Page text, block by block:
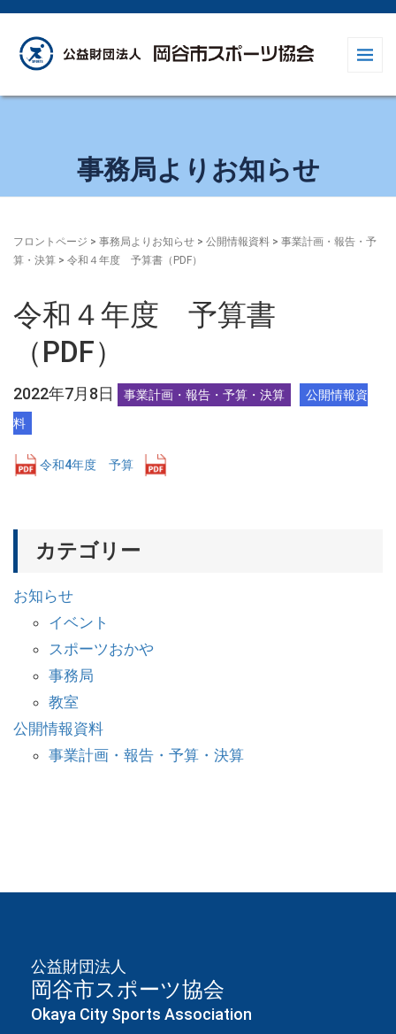
事務局よりお知らせ
フロントページ > 事務局よりお知らせ > 公開情報資料 > 事業計画・報告・予
算・決算 > 令和４年度 予算書（PDF）
令和４年度 予算書
（PDF）
2022年7月8日 事業計画・報告・予算・決算
公開情報資
料
令和4年度 予算
カテゴリー
お知らせ
イベント
スポーツおかや
事務局
教室
公開情報資料
事業計画・報告・予算・決算
公益財団法人
岡谷市スポーツ協会
Okaya City Sports Association